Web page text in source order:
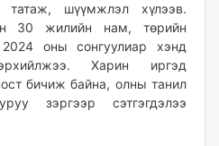
татаж, шүүмжлэл хүлээв.
30 жилийн нам, төрийн
оны сонгуулиар хэнд
Харин иргэд
бичиж байна, олны танил
зэргээр сэтгэгдэлээ